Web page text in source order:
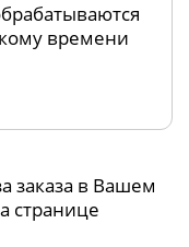
времени
заказа в Вашем
странице